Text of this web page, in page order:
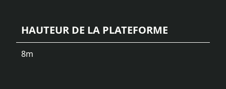
HAUTEUR DE LA PLATEFORME
8m